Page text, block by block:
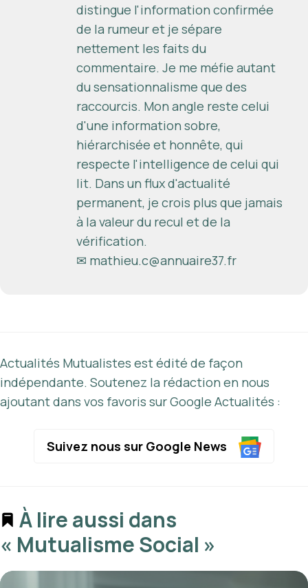
distingue l'information confirmée
de la rumeur et je sépare
nettement les faits du
commentaire. Je me méfie autant
du sensationnalisme que des
raccourcis. Mon angle reste celui
d'une information sobre,
hiérarchisée et honnête, qui
respecte l'intelligence de celui qui
lit. Dans un flux d'actualité
permanent, je crois plus que jamais
à la valeur du recul et de la
vérification.
✉ mathieu.c@annuaire37.fr
Actualités Mutualistes est édité de façon
indépendante. Soutenez la rédaction en nous
ajoutant dans vos favoris sur Google Actualités :
Suivez nous sur Google News
À lire aussi dans
« Mutualisme Social »